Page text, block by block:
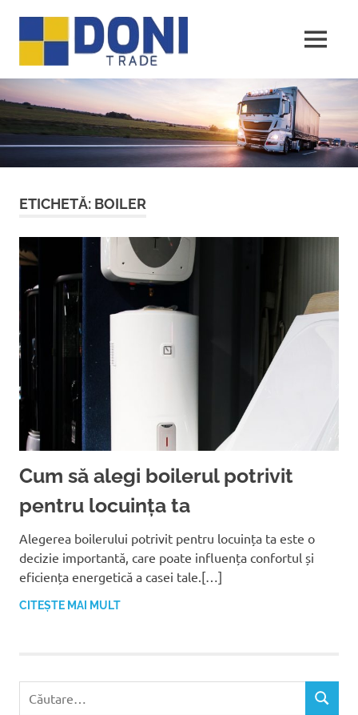
conținut
MENU
ETICHETĂ: BOILER
Cum să alegi boilerul potrivit
pentru locuința ta
Alegerea boilerului potrivit pentru locuința ta este o
decizie importantă, care poate influența confortul și
eficiența energetică a casei tale.[…]
CITEȘTE MAI MULT
C